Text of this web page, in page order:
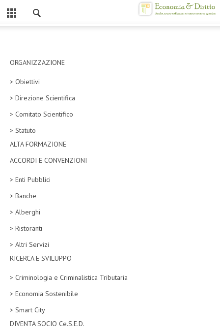
CHI SIAMO
MISSION
CONTATTI
ATTO COSTITUTIVO E STATUTO
ORGANIZZAZIONE
OBIETTIVI
DIREZIONE SCIENTIFICA
ALTA FORMAZIONE
LA RIVISTA
ORGANIZZAZIONE
> Obiettivi
> Direzione Scientifica
> Comitato Scientifico
> Statuto
ALTA FORMAZIONE
ACCORDI E CONVENZIONI
> Enti Pubblici
> Banche
> Alberghi
> Ristoranti
> Altri Servizi
RICERCA E SVILUPPO
> Criminologia e Criminalistica Tributaria
> Economia Sostenibile
> Smart City
DIVENTA SOCIO Ce.S.E.D.